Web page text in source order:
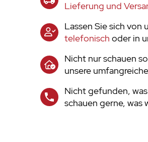
Lieferung und
Lassen Sie sich von
telefonisch oder in
Nicht nur schauen
unsere
Nicht gefunden,
schauen gerne, was